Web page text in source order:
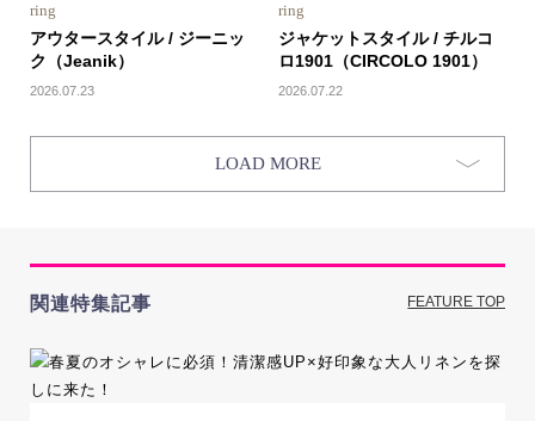
ring
アウタースタイル / ジーニッ
ク（Jeanik）
2026.07.23
ring
ジャケットスタイル / チルコ
ロ1901（CIRCOLO 1901）
2026.07.22
LOAD MORE
関連特集記事 FEATURE TOP